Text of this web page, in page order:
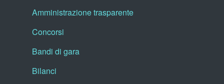
Amministrazione trasparente
Concorsi
Bandi di gara
Bilanci